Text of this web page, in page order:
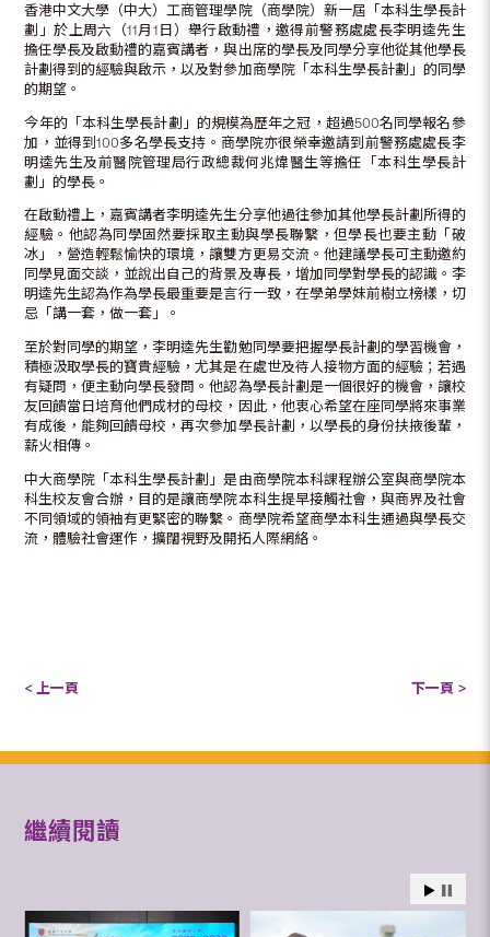
香港中文大學（中大）工商管理學院（商學院）新一屆「本科生學長計
劃」於上周六（11月1日）舉行啟動禮，邀得前警務處處長李明逵先生
擔任學長及啟動禮的嘉賓講者，與出席的學長及同學分享他從其他學長
計劃得到的經驗與啟示，以及對參加商學院「本科生學長計劃」的同學
的期望。
今年的「本科生學長計劃」的規模為歷年之冠，超過500名同學報名參
加，並得到100多名學長支持。商學院亦很榮幸邀請到前警務處處長李
明逵先生及前醫院管理局行政總裁何兆煒醫生等擔任「本科生學長計
劃」的學長。
在啟動禮上，嘉賓講者李明逵先生分享他過往參加其他學長計劃所得的
經驗。他認為同學固然要採取主動與學長聯繫，但學長也要主動「破
冰」，營造輕鬆愉快的環境，讓雙方更易交流。他建議學長可主動邀約
同學見面交談，並說出自己的背景及專長，增加同學對學長的認識。李
明逵先生認為作為學長最重要是言行一致，在學弟學妹前樹立榜樣，切
忌「講一套，做一套」。
至於對同學的期望，李明逵先生勸勉同學要把握學長計劃的學習機會，
積極汲取學長的寶貴經驗，尤其是在處世及待人接物方面的經驗；若遇
有疑問，便主動向學長發問。他認為學長計劃是一個很好的機會，讓校
友回饋當日培育他們成材的母校，因此，他衷心希望在座同學將來事業
有成後，能夠回饋母校，再次參加學長計劃，以學長的身份扶掖後輩，
薪火相傳。
中大商學院「本科生學長計劃」是由商學院本科課程辦公室與商學院本
科生校友會合辦，目的是讓商學院本科生提早接觸社會，與商界及社會
不同領域的領袖有更緊密的聯繫。商學院希望商學本科生通過與學長交
流，體驗社會運作，擴闊視野及開拓人際網絡。
< 上一頁 下一頁 >
繼續閱讀